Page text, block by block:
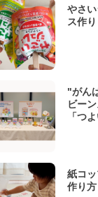
やさ
ス作り
"がん
ビー
「つ
紙コ
作り方